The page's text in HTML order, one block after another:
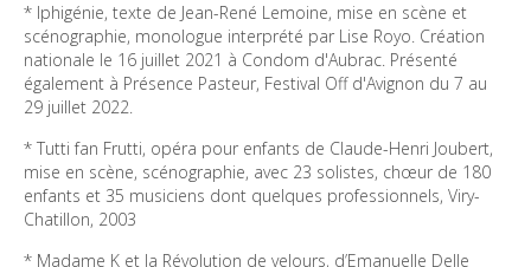
* Iphigénie, texte de Jean-René Lemoine, mise en scène et
scénographie, monologue interprété par Lise Royo. Création
nationale le 16 juillet 2021 à Condom d'Aubrac. Présenté
également à Présence Pasteur, Festival Off d'Avignon du 7 au
29 juillet 2022.
* Tutti fan Frutti, opéra pour enfants de Claude-Henri Joubert,
mise en scène, scénographie, avec 23 solistes, chœur de 180
enfants et 35 musiciens dont quelques professionnels, Viry-
Chatillon, 2003
* Madame K et la Révolution de velours, d’Emanuelle Delle